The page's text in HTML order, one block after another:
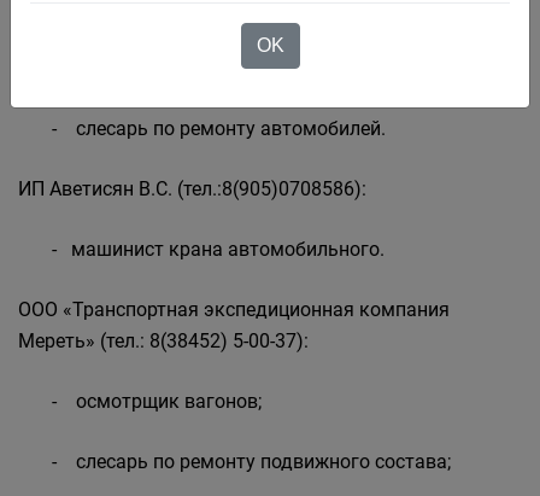
- машинист автогрейдера;
- слесарь по ремонту автомобилей.
ИП Аветисян В.С. (тел.:8(905)0708586):
- машинист крана автомобильного.
ООО «Транспортная экспедиционная компания
Мереть» (тел.: 8(38452) 5-00-37):
- осмотрщик вагонов;
- слесарь по ремонту подвижного состава;
OK